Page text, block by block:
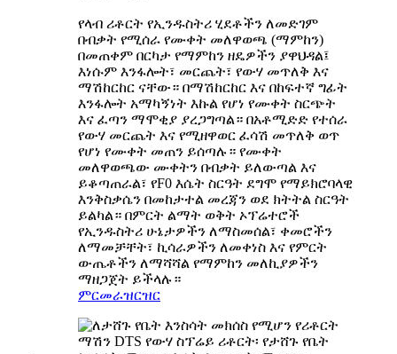
የላብ ሪቶርት የኢንዱስትሪ ሂደቶችን ለመድገም
በብቃት የሚሰራ የሙቀት መለዋወጫ (ማምከን)
በመጠቀም በርካታ የማምከን ዘዴዎችን ያዋህዳል፤
እነሱም እንፋሎት፣ መርጨት፣ የውሃ መጥለቅ እና
ማሽከርከር ናቸው። በማሽከርከር እና በከፍተኛ ግፊት
እንፋሎት አማካኝነት እኩል የሆነ የሙቀት ስርጭት
እና ፈጣን ማሞቂያ ያረጋግጣል። በአቶሚድድ የተሰራ
የውሃ መርጨት እና የሚዘዋወር ፈሳሽ መጥለቅ ወጥ
የሆነ የሙቀት መጠን ይሰጣሉ። የሙቀት
መለዋወጫው ሙቀትን በብቃት ይለውጣል እና
ይቆጣጠራል፣ የF0 እሴት ስርዓት ደግሞ የማይክሮባላዊ
እንቅስቃሴን በመከታተል መረጃን ወደ ክትትል ስርዓት
ይልካል። በምርት ልማት ወቅት ኦፕሬተሮች
የኢንዱስትሪ ሁኔታዎችን ለማስመሰል፣ ቀመሮችን
ለማመቻቸት፣ ኪሳራዎችን ለመቀነስ እና የምርት
ውጤቶችን ለማሻሻል የማምከን መለኪያዎችን
ማዘጋጀት ይችላሉ።
ምርመራዝርዝር